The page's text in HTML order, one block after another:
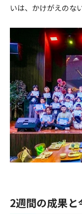
いは、かけがえのな
2週間の成果と